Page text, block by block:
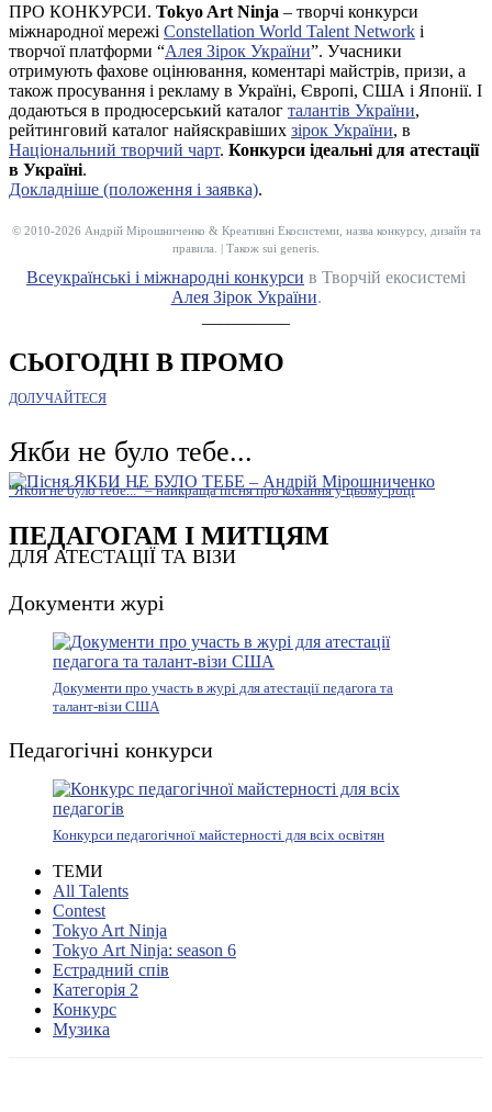
ПРО КОНКУРСИ. Tokyo Art Ninja – творчі конкурси
міжнародної мережі Constellation World Talent Network і
творчої платформи “Алея Зірок України”. Учасники
отримують фахове оцінювання, коментарі майстрів, призи, а
також просування і рекламу в Україні, Європі, США і Японії. І
додаються в продюсерський каталог талантів України,
рейтинговий каталог найяскравіших зірок України, в
Національний творчий чарт. Конкурси ідеальні для атестації
в Україні.
Докладніше (положення і заявка).
© 2010-2026 Андрій Мірошниченко & Креативні Екосистеми, назва конкурсу, дизайн та
правила. | Також sui generis.
Всеукраїнські і міжнародні конкурси в Творчій екосистемі
Алея Зірок України.
СЬОГОДНІ В ПРОМО
ДОЛУЧАЙТЕСЯ
Якби не було тебе...
"Якби не було тебе..." – найкраща пісня про кохання у цьому році
ПЕДАГОГАМ І МИТЦЯМ
ДЛЯ АТЕСТАЦІЇ ТА ВІЗИ
Документи журі
Документи про участь в журі для атестації педагога та
талант-візи США
Педагогічні конкурси
Конкурси педагогічної майстерності для всіх освітян
ТЕМИ
All Talents
Contest
Tokyo Art Ninja
Tokyo Art Ninja: season 6
Естрадний спів
Категорія 2
Конкурс
Музика